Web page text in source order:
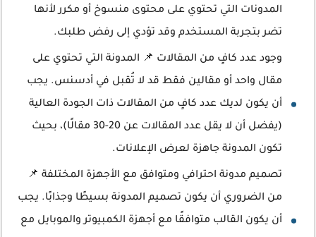
المدونات التي تحتوي على محتوى منسوخ أو مكرر لأنها
تضر بتجربة المستخدم وقد تؤدي إلى رفض طلبك.
وجود عدد كافٍ من المقالات 📌 المدونة التي تحتوي على
مقال واحد أو مقالين فقط قد لا تُقبل في أدسنس. يجب
أن يكون لديك عدد كافٍ من المقالات ذات الجودة العالية
(يفضل أن لا يقل عدد المقالات عن 20-30 مقالًا)، بحيث
تكون المدونة جاهزة لعرض الإعلانات.
تصميم مدونة احترافي ومتوافق مع الأجهزة المختلفة 📌
من الضروري أن يكون تصميم المدونة بسيطًا وجذابًا. يجب
أن يكون القالب متوافقًا مع أجهزة الكمبيوتر والموبايل مع